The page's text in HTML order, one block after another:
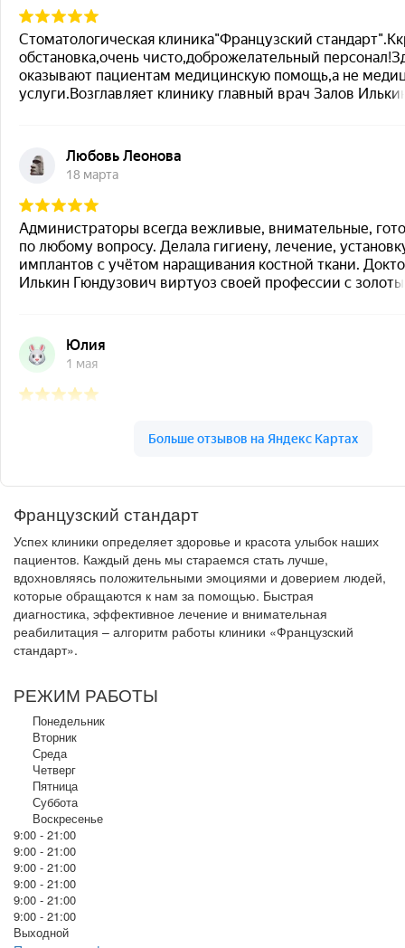
Французский стандарт
Успех клиники определяет здоровье и красота улыбок наших
пациентов. Каждый день мы стараемся стать лучше,
вдохновляясь положительными эмоциями и доверием людей,
которые обращаются к нам за помощью. Быстрая
диагностика, эффективное лечение и внимательная
реабилитация – алгоритм работы клиники «Французский
стандарт».
РЕЖИМ РАБОТЫ
Понедельник
Вторник
Среда
Четверг
Пятница
Суббота
Воскресенье
9:00 - 21:00
9:00 - 21:00
9:00 - 21:00
9:00 - 21:00
9:00 - 21:00
9:00 - 21:00
Выходной